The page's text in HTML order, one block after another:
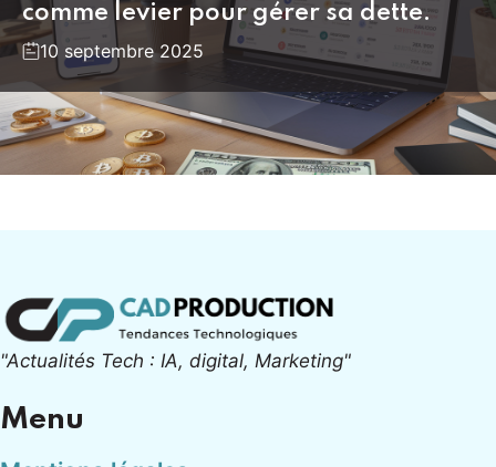
comme levier pour gérer sa dette.
10 septembre 2025
"Actualités Tech : IA, digital, Marketing"
Menu